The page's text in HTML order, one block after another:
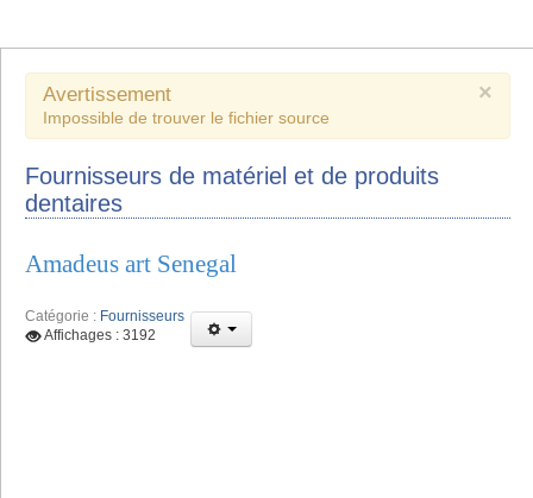
×
Avertissement
Impossible de trouver le fichier source
Fournisseurs de matériel et de produits
dentaires
Amadeus art Senegal
Catégorie : Fournisseurs
Affichages : 3192